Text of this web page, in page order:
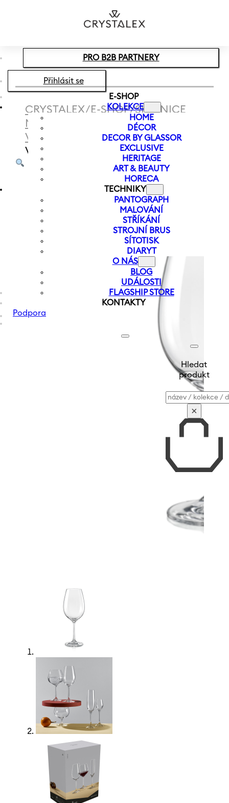
Přeskočit na zápatí
PRO B2B PARTNERY
Přihlásit se
E-SHOP
KOLEKCE
HOME
DÉCOR
DECOR BY GLASSOR
EXCLUSIVE
HERITAGE
ART & BEAUTY
HORECA
TECHNIKY
PANTOGRAPH
MALOVÁNÍ
STŘÍKÁNÍ
STROJNÍ BRUS
SÍTOTISK
DIARYT
O NÁS
BLOG
UDÁLOSTI
FLAGSHIP STORE
KONTAKTY
Podpora
Hledat
produkt
Vyhledávání
×
CRYSTALEX/ E-SHOP/SKLENICE
NA VÍNO
VÍNO
SKLENICE NA ČERVENÉ
VÍNO VIOLA 550 ML